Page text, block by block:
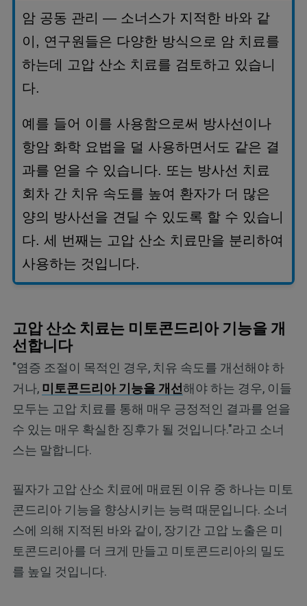
암 공동 관리 — 소너스가 지적한 바와 같
이 , 연구원들은 다양한 방식으로 암 치료를
하는데
고압 산소 치료를 검토하고 있습니
다.
예를 들어 이를 사용함으로써 방사선이나
항암 화학 요법을 덜 사용하면서도 같은 결
과를 얻을 수 있습니다. 또는 방사선 치료
회차 간 치유 속도를 높여 환자가 더 많은
양의 방사선을 견딜 수 있도록 할 수 있습니
다. 세 번째는 고압 산소 치료만을 분리하여
사용하는 것입니다.
고압 산소 치료는 미토콘드리아 기능을 개
선합니다
"염증 조절이 목적인 경우, 치유 속도를 개선해야 하
거나, 미토콘드리아 기능을 개선해야 하는 경우, 이들
모두는 고압 치료를 통해 매우 긍정적인 결과를 얻을
수 있는 매우 확실한 징후가 될 것입니다."라고 소너
스는 말합니다.
필자가 고압 산소 치료에 매료된 이유 중 하나는 미토
콘드리아 기능을 향상시키는 능력 때문입니다. 소너
스에 의해 지적된 바와 같이, 장기간 고압 노출은 미
토콘드리아를 더 크게 만들고 미토콘드리아의 밀도
를 높일 것입니다.